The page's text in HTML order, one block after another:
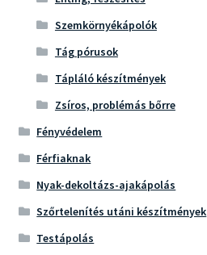
Szemkörnyékápolók
Tág pórusok
Tápláló készítmények
Zsíros, problémás bőrre
Fényvédelem
Férfiaknak
Nyak-dekoltázs-ajakápolás
Szőrtelenítés utáni készítmények
Testápolás